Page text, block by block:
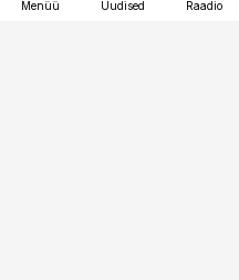
Menüü Uudised Raadio